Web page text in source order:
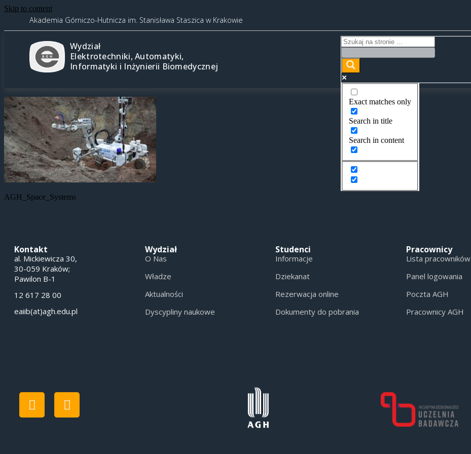
Skip to content
Akademia Górniczo-Hutnicza im. Stanisława Staszica w Krakowie
Wydział
Elektrotechniki, Automatyki,
Informatyki i Inżynierii Biomedycznej
Exact matches only
Search in title
Search in content
AGH_Space_Systems
Kontakt
al. Mickiewicza 30,
30-059 Kraków;
Pawilon B-1
12 617 28 00
eaiib(at)agh.edu.pl
Wydział
O Nas
Władze
Aktualności
Dyscypliny naukowe
Studenci
Informacje
Dziekanat
Rezerwacja online
Dokumenty do pobrania
Pracownicy
Lista pracowników
Panel logowania
Poczta AGH
Pracownicy AGH